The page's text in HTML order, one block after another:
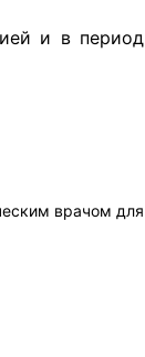
и в период
врачом для